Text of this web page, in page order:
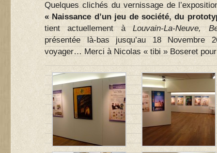
Quelques clichés du vernissage de
« Naissance d’un jeu de société, du
tient actuellement àLouvain-La-Neuve,
présentée là-bas jusqu’au 18 Novembre
voyager… Merci à Nicolas « tibi » Boseret